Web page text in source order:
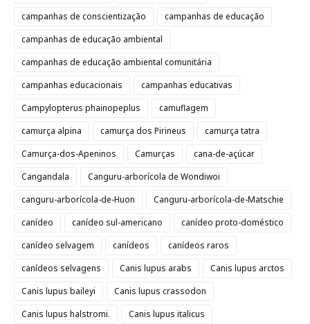
campanhas de conscientização
campanhas de educação
campanhas de educação ambiental
campanhas de educação ambiental comunitária
campanhas educacionais
campanhas educativas
Campylopterus phainopeplus
camuflagem
camurça alpina
camurça dos Pirineus
camurça tatra
Camurça-dos-Apeninos
Camurças
cana-de-açúcar
Cangandala
Canguru-arborícola de Wondiwoi
canguru-arborícola-de-Huon
Canguru-arborícola-de-Matschie
canídeo
canídeo sul-americano
canídeo proto-doméstico
canídeo selvagem
canídeos
canídeos raros
canídeos selvagens
Canis lupus arabs
Canis lupus arctos
Canis lupus baileyi
Canis lupus crassodon
Canis lupus halstromi.
Canis lupus italicus